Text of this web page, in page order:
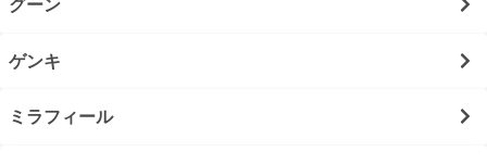
ゲンキ
ミラフィール